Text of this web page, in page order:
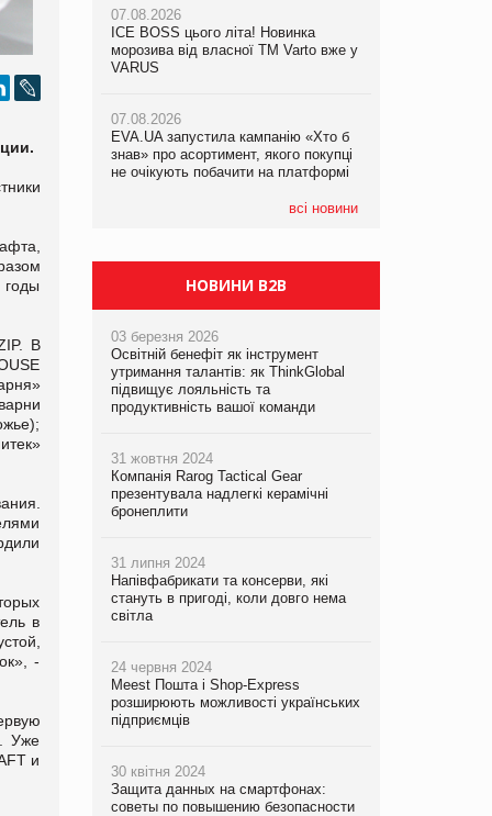
В
в
-
Уже
и
07.08.2026
ICE BOSS цього літа! Новинка
морозива від власної ТМ Varto вже у
VARUS
07.08.2026
EVA.UA запустила кампанію «Хто б
знав» про асортимент, якого покупці
не очікують побачити на платформі
всі новини
07.08.2026
ICE BOSS цього літа! Новинка
морозива від власної ТМ Varto вже у
VARUS
07.08.2026
EVA.UA запустила кампанію «Хто б
знав» про асортимент, якого покупці
не очікують побачити на платформі
07.08.2026
Франція заборонила рекламні дзвінки
НОВИНИ B2B
03 березня 2026
Освітній бенефіт як інструмент
утримання талантів: як ThinkGlobal
підвищує лояльність та
продуктивність вашої команди
31 жовтня 2024
Компанія Rarog Tactical Gear
презентувала надлегкі керамічні
бронеплити
31 липня 2024
Напівфабрикати та консерви, які
стануть в пригоді, коли довго нема
світла
24 червня 2024
Meest Пошта і Shop-Express
розширюють можливості українських
підприємців
30 квітня 2024
Защита данных на смартфонах:
советы по повышению безопасности